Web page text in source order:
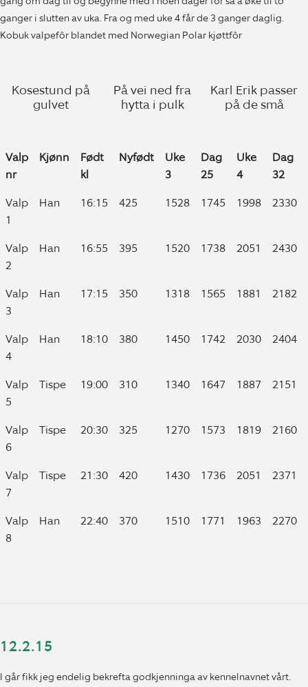
ganger i slutten av uka. Fra og med uke 4 får de 3 ganger daglig.
Kobuk valpefôr blandet med Norwegian Polar kjøttfôr
Kosestund på
gulvet
På vei ned fra
hytta i pulk
Karl Erik passer
på de små
Valp
nr
Kjønn
Født
kl
Nyfødt
Uke
3
Dag
25
Uke
4
Dag
32
Valp
nr
Kjønn
Født
Nyfødt
Uke
Dag
Uke
Dag
Valp
1
Han 16:15 425 1528 1745 1998 2330
Valp
2
Han 16:55 395 1520 1738 2051 2430
Valp
3
Han 17:15 350 1318 1565 1881 2182
Valp
4
Han 18:10 380 1450 1742 2030 2404
Valp
5
Tispe 19:00 310 1340 1647 1887 2151
Valp
6
Tispe 20:30 325 1270 1573 1819 2160
Valp
7
Tispe 21:30 420 1430 1736 2051 2371
Valp
8
Han 22:40 370 1510 1771 1963 2270
12.2.15
I går fikk jeg endelig bekrefta godkjenninga av kennelnavnet vårt.